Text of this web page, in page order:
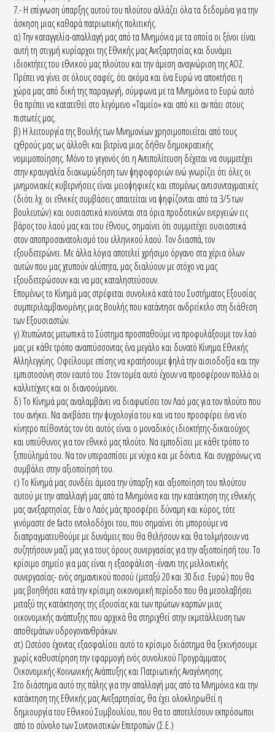
7.- Η επίγνωση ύπαρξης αυτού του πλούτου αλλάζει όλα τα δεδομένα για την
άσκηση μιας καθαρά πατριωτικής πολιτικής.
α) Την καταγγελία-απαλλαγή μας από τα Μνημόνια με τα οποία οι ξένοι είναι
αυτή τη στιγμή κυρίαρχοι της Εθνικής μας Ανεξαρτησίας και δυνάμει
ιδιοκτήτες του εθνικού μας πλούτου και την άμεση αναγνώριση της ΑΟΖ.
Πρέπει να γίνει σε όλους σαφές, ότι ακόμα και ένα Ευρώ να αποκτήσει η
χώρα μας από δική της παραγωγή, σύμφωνα με τα Μνημόνια το Ευρώ αυτό
θα πρέπει να κατατεθεί στο λεγόμενο «Ταμείο» και από κει αν πάει στους
πιστωτές μας.
β) Η λειτουργία της Βουλής των Μνημονίων χρησιμοποιείται από τους
εχθρούς μας ως άλλοθι και βιτρίνα μιας δήθεν δημοκρατικής
νομιμοποίησης. Μόνο το γεγονός ότι η Αντιπολίτευση δέχεται να συμμετέχει
στην κραυγαλέα διακωμώδηση των ψηφοφοριών ενώ γνωρίζει ότι όλες οι
μνημονιακές κυβερνήσεις είναι μειοψηφικές και επομένως αντισυνταγματικές
(διότι λχ. οι εθνικές συμβάσεις απαιτείται να ψηφίζονται από τα 3/5 των
βουλευτών) και ουσιαστικά κινούνται στα όρια προδοτικών ενεργειών εις
βάρος του λαού μας και του έθνους, σημαίνει ότι συμμετέχει ουσιαστικά
στον αποπροσανατολισμό του ελληνικού λαού. Τον διασπά, τον
εξουδετερώνει. Με άλλα λόγια αποτελεί χρήσιμο όργανο στα χέρια όλων
αυτών που μας χτυπούν αλύπητα, μας διαλύουν με στόχο να μας
εξουδετερώσουν και να μας καταληστεύσουν.
Επομένως το Κίνημά μας στρέφεται συνολικά κατά του Συστήματος Εξουσίας
συμπεριλαμβανομένης μιας Βουλής που κατάντησε ανδρείκελο στη διάθεση
των Εξουσιαστών.
γ) Χτυπώντας μετωπικά το Σύστημα προσπαθούμε να προφυλάξουμε τον λαό
μας με κάθε τρόπο αναπτύσσοντας ένα μεγάλο και δυνατό Κίνημα Εθνικής
Αλληλεγγύης. Οφείλουμε επίσης να κρατήσουμε ψηλά την αισιοδοξία και την
εμπιστοσύνη στον εαυτό του. Στον τομέα αυτό έχουν να προσφέρουν πολλά οι
καλλιτέχνες και οι διανοούμενοι.
δ) Το Κίνημά μας αναλαμβάνει να διαφωτίσει τον Λαό μας για τον πλούτο που
του ανήκει. Να ανεβάσει την ψυχολογία του και να του προσφέρει ένα νέο
κίνητρο πείθοντάς τον ότι αυτός είναι ο μοναδικός ιδιοκτήτης-δικαιούχος
και υπεύθυνος για τον εθνικό μας πλούτο. Να εμποδίσει με κάθε τρόπο το
ξεπούλημά του. Να τον υπερασπίσει με νύχια και με δόντια. Και συγχρόνως να
συμβάλει στην αξιοποίησή του.
ε) Το Κίνημά μας συνδέει άμεσα την ύπαρξη και αξιοποίηση του πλούτου
αυτού με την απαλλαγή μας από τα Μνημόνια και την κατάκτηση της εθνικής
μας ανεξαρτησίας. Εάν ο Λαός μάς προσφέρει δύναμη και κύρος, τότε
γινόμαστε de facto εντολοδόχοι του, που σημαίνει ότι μπορούμε να
διαπραγματευθούμε με δυνάμεις που θα θελήσουν και θα τολμήσουν να
συζητήσουν μαζί μας για τους όρους συνεργασίας για την αξιοποίησή του. Το
κρίσιμο σημείο για μας είναι η εξασφάλιση -έναντι της μελλοντικής
συνεργασίας- ενός σημαντικού ποσού (μεταξύ 20 και 30 δισ. Ευρώ) που θα
μας βοηθήσει κατά την κρίσιμη οικονομική περίοδο που θα μεσολαβήσει
μεταξύ της κατάκτησης της εξουσίας και των πρώτων καρπών μιας
οικονομικής ανάπτυξης που αρχικά θα στηριχθεί στην εκμετάλλευση των
αποθεμάτων υδρογονανθράκων.
στ) Ωστόσο έχοντας εξασφαλίσει αυτό το κρίσιμο διάστημα θα ξεκινήσουμε
χωρίς καθυστέρηση την εφαρμογή ενός συνολικού Προγράμματος
Οικονομικής-Κοινωνικής Ανάπτυξης και Πατριωτικής Αναγέννησης.
Στο διάστημα αυτό της πάλης για την απαλλαγή μας από τα Μνημόνια και την
κατάκτηση της Εθνικής μας Ανεξαρτησίας, θα έχει ολοκληρωθεί η
δημιουργία του Εθνικού Συμβουλίου, που θα το αποτελέσουν εκπρόσωποι
από το σύνολο των Συντονιστικών Επιτροπών (Σ.Ε.)